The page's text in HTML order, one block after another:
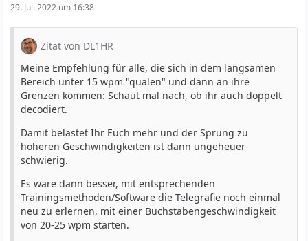
29. Juli 2022 um 16:38
Zitat von DL1HR
Meine Empfehlung für alle, die sich in dem langsamen
Bereich unter 15 wpm "quälen" und dann an ihre
Grenzen kommen: Schaut mal nach, ob ihr auch doppelt
decodiert.
Damit belastet Ihr Euch mehr und der Sprung zu
höheren Geschwindigkeiten ist dann ungeheuer
schwierig.
Es wäre dann besser, mit entsprechenden
Trainingsmethoden/Software die Telegrafie noch einmal
neu zu erlernen, mit einer Buchstabengeschwindigkeit
von 20-25 wpm starten.